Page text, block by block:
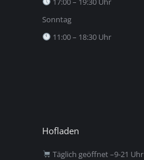
Sonntag
11:00 – 18:30 Uhr
Hofladen
Täglich geöffnet –9-21 Uhr